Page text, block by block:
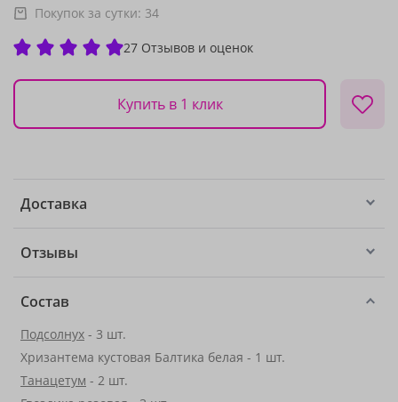
Покупок за сутки: 34
27 Отзывов и оценок
Купить в 1 клик
Доставка
Отзывы
Состав
Подсолнух - 3 шт.
Хризантема кустовая Балтика белая - 1 шт.
Танацетум - 2 шт.